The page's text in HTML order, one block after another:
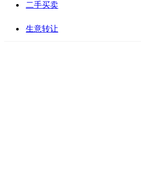
二手买卖
生意转让